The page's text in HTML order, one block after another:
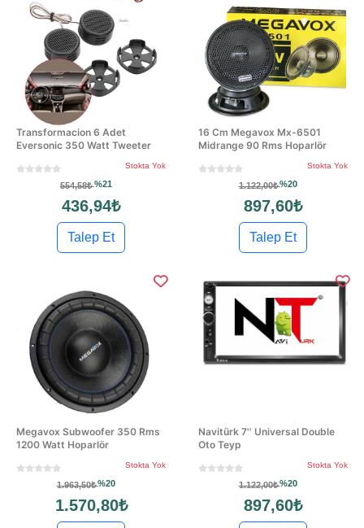
Transformacion 6 Adet
Eversonic 350 Watt Tweeter
Stokta Yok
554,58₺%21
436,94₺
Talep Et
16 Cm Megavox Mx-6501
Midrange 90 Rms Hoparlör
Stokta Yok
1.122,00₺%20
897,60₺
Talep Et
Megavox Subwoofer 350 Rms
1200 Watt Hoparlör
Stokta Yok
1.963,50₺%20
1.570,80₺
Navitürk 7'' Universal Double
Oto Teyp
Stokta Yok
1.122,00₺%20
897,60₺